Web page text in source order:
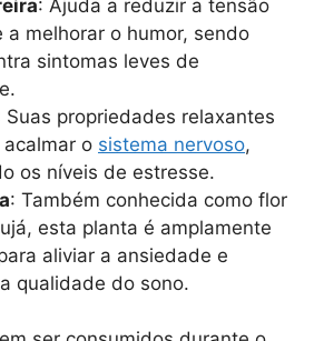
: Ajuda a reduzir a tensão
a melhorar o humor, sendo
sintomas leves de
Suas propriedades relaxantes
o sistema nervoso,
os níveis de estresse.
: Também conhecida como flor
esta planta é amplamente
aliviar a ansiedade e
qualidade do sono.